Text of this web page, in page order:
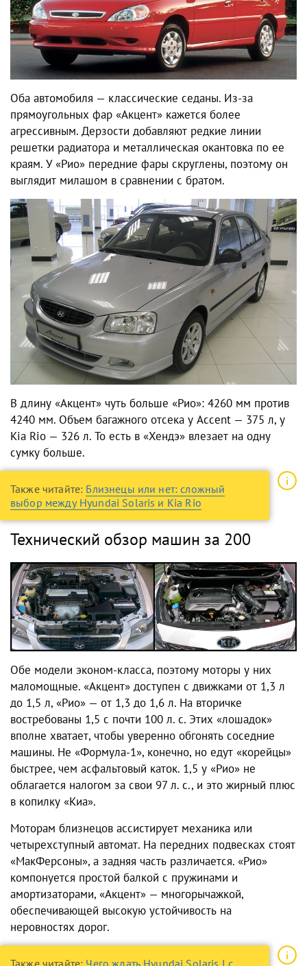
Оба автомобиля — классические седаны. Из-за
прямоугольных фар «Акцент» кажется более
агрессивным. Дерзости добавляют редкие линии
решетки радиатора и металлическая окантовка по ее
краям. У «Рио» передние фары скруглены, поэтому он
выглядит милашом в сравнении с братом.
В длину «Акцент» чуть больше «Рио»: 4260 мм против
4240 мм. Объем багажного отсека у Accent — 375 л, у
Kia Rio — 326 л. То есть в «Хендэ» влезает на одну
сумку больше.
Также читайте: Близнецы или нет: сложный
выбор между Hyundai Solaris и Kia Rio
Технический обзор машин за 200
Обе модели эконом-класса, поэтому моторы у них
маломощные. «Акцент» доступен с движками от 1,3 л
до 1,5 л, «Рио» — от 1,3 до 1,6 л. На вторичке
востребованы 1,5 с почти 100 л. с. Этих «лошадок»
вполне хватает, чтобы уверенно обгонять соседние
машины. Не «Формула-1», конечно, но едут «корейцы»
быстрее, чем асфальтовый каток. 1,5 у «Рио» не
облагается налогом за свои 97 л. с., и это жирный плюс
в копилку «Киа».
Моторам близнецов ассистирует механика или
четырехступный автомат. На передних подвесках стоят
«МакФерсоны», а задняя часть различается. «Рио»
компонуется простой балкой с пружинами и
амортизаторами, «Акцент» — многорычажкой,
обеспечивающей высокую устойчивость на
неровностях дорог.
Также читайте: Чего ждать Hyundai Solaris I с